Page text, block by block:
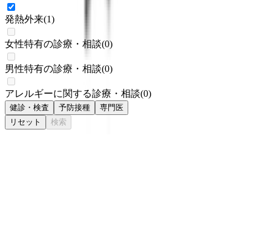
発熱外来(1)
女性特有の診療・相談(0)
男性特有の診療・相談(0)
アレルギーに関する診療・相談(0)
健診・検査 予防接種
専門医
リセット
検索